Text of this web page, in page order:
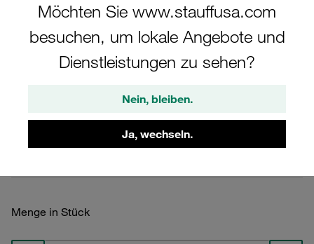
Möchten Sie www.stauffusa.com
besuchen, um lokale Angebote und
Dienstleistungen zu sehen?
Nein, bleiben.
Ja, wechseln.
6 Ø32mm Polyamid W10 IS-Schraube
Anschweißpl., kurz
SP-632-PA-R-IS-M-W10
Technische Daten ansehen
Menge in Stück